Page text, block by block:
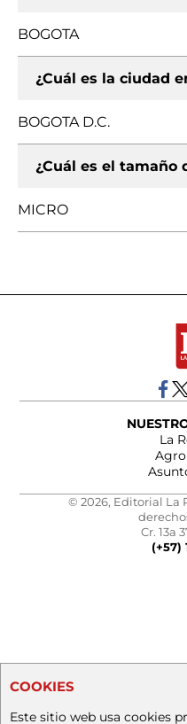
BOGOTA
¿Cuál es la ciudad
BOGOTA D.C.
¿Cuál es el tamaño
MICRO
La
© 2026, Editorial La
Cr. 13a
(+57)
COOKIES
Este sitio web usa cookies